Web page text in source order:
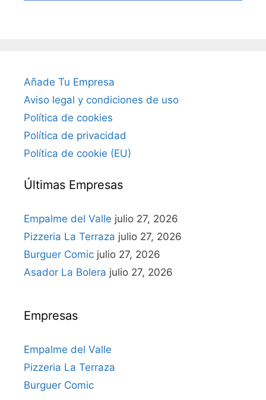
Añade Tu Empresa
Aviso legal y condiciones de uso
Política de cookies
Política de privacidad
Política de cookie (EU)
Últimas Empresas
Empalme del Valle julio 27, 2026
Pizzeria La Terraza julio 27, 2026
Burguer Comic julio 27, 2026
Asador La Bolera julio 27, 2026
Empresas
Empalme del Valle
Pizzeria La Terraza
Burguer Comic